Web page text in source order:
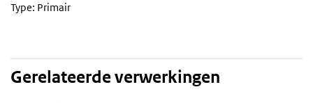
Type: Primair
Gerelateerde verwerkingen